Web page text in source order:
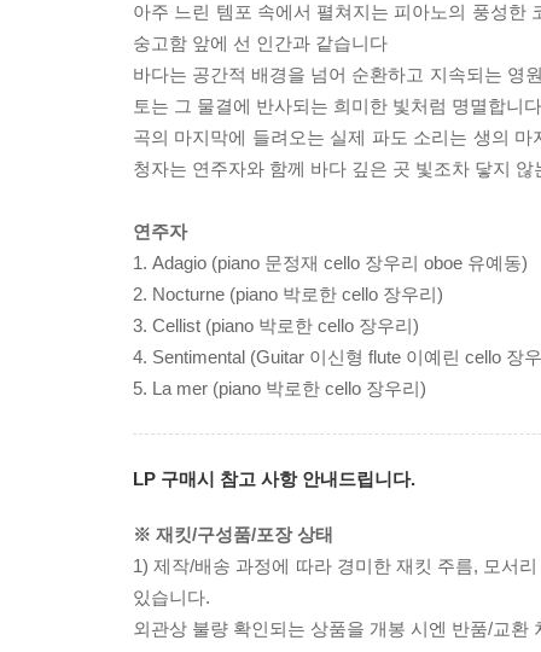
아주 느린 템포 속에서 펼쳐지는 피아노의 풍성한
숭고함 앞에 선 인간과 같습니다
바다는 공간적 배경을 넘어 순환하고 지속되는 영
토는 그 물결에 반사되는 희미한 빛처럼 명멸합니다
곡의 마지막에 들려오는 실제 파도 소리는 생의
청자는 연주자와 함께 바다 깊은 곳 빛조차 닿지
연주자
1. Adagio (piano 문정재 cello 장우리 oboe 유예동)
2. Nocturne (piano 박로한 cello 장우리)
3. Cellist (piano 박로한 cello 장우리)
4. Sentimental (Guitar 이신형 flute 이예린 cello 장
5. La mer (piano 박로한 cello 장우리)
LP 구매시 참고 사항 안내드립니다.
※ 재킷/구성품/포장 상태
1) 제작/배송 과정에 따라 경미한 재킷 주름, 모서
있습니다.
외관상 불량 확인되는 상품을 개봉 시엔 반품/교환